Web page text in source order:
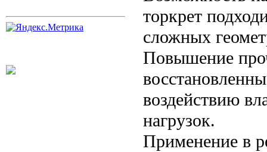
торкрет
сложных
Повышение
воздействию
нагрузок.
Применение в